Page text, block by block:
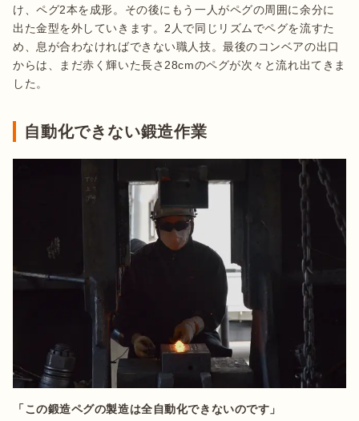
け、ペグ2本を成形。その後にもう一人がペグの周囲に余分に
出た金型を外していきます。2人で同じリズムでペグを流すた
め、息が合わなければできない職人技。最後のコンベアの出口
からは、まだ赤く輝いた長さ28cmのペグが次々と流れ出てきま
した。
自動化できない鍛造作業
「この鍛造ペグの製造は全自動化できないのです」